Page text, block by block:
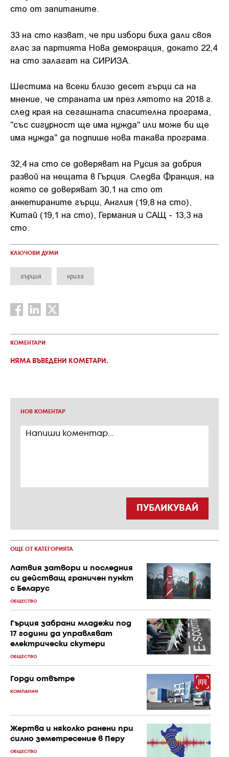
сто от запитаните.
33 на сто казват, че при избори биха дали своя
глас за партията Нова демокрация, докато 22,4
на сто залагат на СИРИЗА.
Шестима на всеки близо десет гърци са на
мнение, че страната им през лятото на 2018 г.
след края на сегашната спасителна програма,
"със сигурност ще има нужда" или може би ще
има нужда" да подпише нова такава програма.
32,4 на сто се доверяват на Русия за добрия
развой на нещата в Гърция. Следва Франция, на
която се доверяват 30,1 на сто от
анкетираните гърци, Англия (19,8 на сто),
Китай (19,1 на сто), Германия и САЩ - 13,3 на
сто.
КЛЮЧОВИ ДУМИ
гърция криза
КОМЕНТАРИ
НЯМА ВЪВЕДЕНИ КОМЕТАРИ.
НОВ КОМЕНТАР
ПУБЛИКУВАЙ
ОЩЕ ОТ КАТЕГОРИЯТА
Латвия затвори и последния
си действащ граничен пункт
с Беларус
ОБЩЕСТВО
Гърция забрани младежи под
17 години да управляват
електрически скутери
ОБЩЕСТВО
Горди отвътре
КОМПАНИИ
Жертва и няколко ранени при
силно земетресение в Перу
ОБЩЕСТВО